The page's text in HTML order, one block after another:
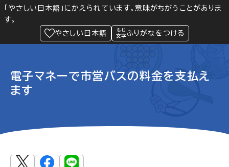
「やさしい日本語」にかえられています。意味がちがうことがありま
す。
やさしい日本語
ふりがなをつける
Language 閲覧支援
緊急情報
電子マネーで市営バスの料金を支払え
ます